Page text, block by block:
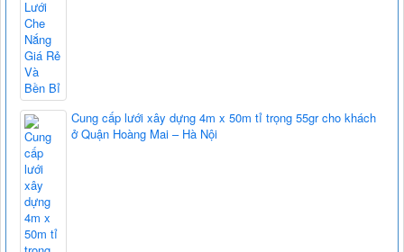
Cung cấp lưới xây dựng 4m x 50m tỉ trọng 55gr cho khách
ở Quận Hoàng Mai – Hà Nội